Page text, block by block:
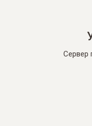
Сервер